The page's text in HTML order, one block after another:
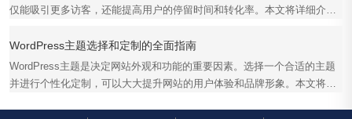
仅能吸引更多访客，还能提高用户的停留时间和转化率。本文将详细介绍
WordPress主题选择和定制的全面指南
WordPress主题是决定网站外观和功能的重要因素。选择一个合适的主题
并进行个性化定制，可以大大提升网站的用户体验和品牌形象。本文将全